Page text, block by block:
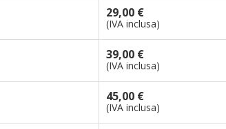
29,00 €
(IVA inclusa)
39,00 €
(IVA inclusa)
45,00 €
(IVA inclusa)